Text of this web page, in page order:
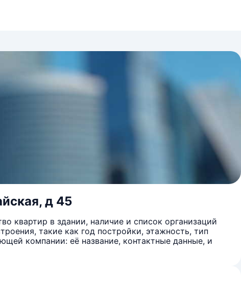
д 45
квартир в здании, наличие и список организаций
такие как год постройки, этажность, тип
компании: её название, контактные данные, и